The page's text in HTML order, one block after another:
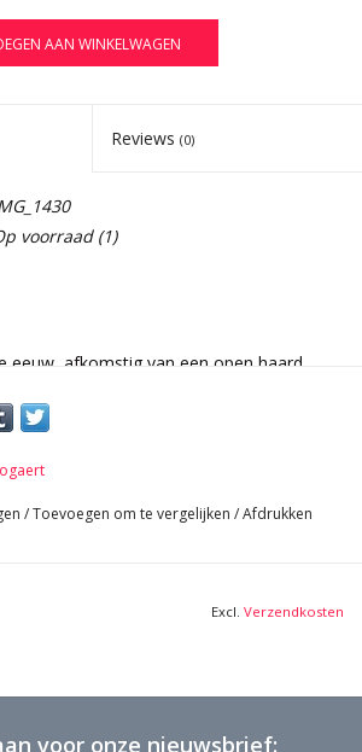
AAN WINKELWAGEN
Reviews (0)
voorraad(1)
eeuw, afkomstig van een open haard.
Inch
/Toevoegen om te vergelijken /Afdrukken
Excl. Verzendkosten
voor onze nieuwsbrief: